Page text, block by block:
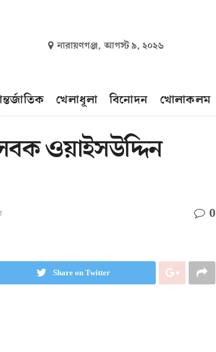
নারায়ণগঞ্জ, আগস্ট ৯, ২০২৬
খেলাধূলা বিনোদন খোলাকলম
ওয়াইসউদ্দিন
0
Share on Twitter